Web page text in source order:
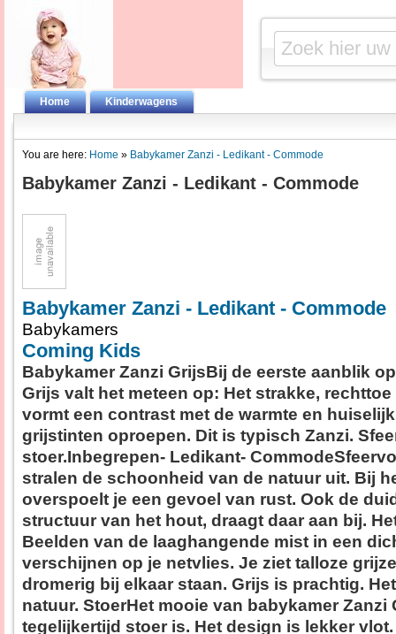
Home Kinderwagens
You are here: Home » Babykamer Zanzi - Ledikant - Commode
Babykamer Zanzi - Ledikant - Commode
Babykamer Zanzi - Ledikant - Commode
Babykamers
Coming Kids
Babykamer Zanzi GrijsBij de eerste aanblik
Grijs valt het meteen op: Het strakke,
vormt een contrast met de warmte en
grijstinten oproepen. Dit is typisch Zanzi.
stoer.Inbegrepen- Ledikant-
stralen de schoonheid van de natuur uit. Bij
overspoelt je een gevoel van rust. Ook de
structuur van het hout, draagt daar aan bij.
Beelden van de laaghangende mist in een
verschijnen op je netvlies. Je ziet talloze
dromerig bij elkaar staan. Grijs is prachtig.
natuur. StoerHet mooie van babykamer Zanzi
tegelijkertijd stoer is. Het design is lekker